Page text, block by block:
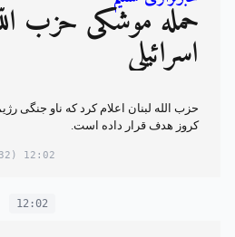
حمله موشکی حزب
اسرائیلی
حزب الله لبنان اعلام کرد که ناو جنگی
کروز هدف قرار داده است.
12:02
(07:32 in your timezone)
12:02